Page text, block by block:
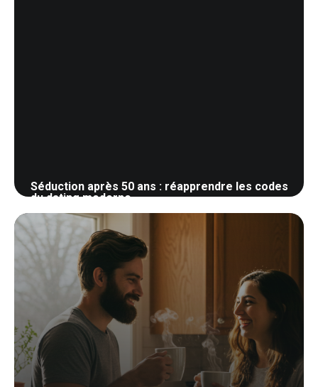
Séduction après 50 ans : réapprendre les codes
du dating moderne
28 mai 2026